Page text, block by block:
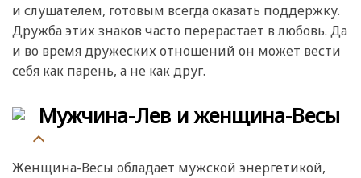
и слушателем, готовым всегда оказать поддержку.
Дружба этих знаков часто перерастает в любовь. Да
и во время дружеских отношений он может вести
себя как парень, а не как друг.
Мужчина-Лев и женщина-Весы
Женщина-Весы обладает мужской энергетикой,